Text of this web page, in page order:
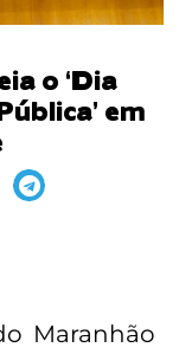
o ‘Dia
em
Maranhão